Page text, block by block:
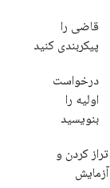
قاضی را
پیکربندی کنید
درخواست
اولیه را
بنویسید
تراز کردن و
آزمایش